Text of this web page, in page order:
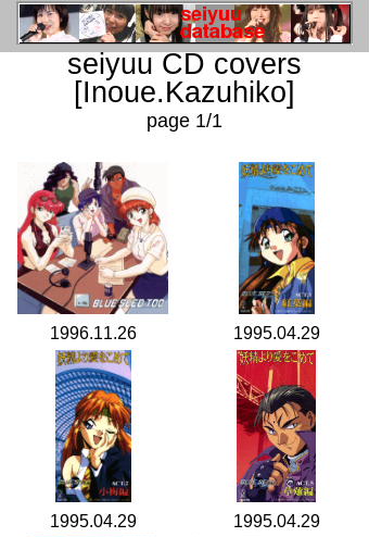
seiyuu CD covers
[Inoue.Kazuhiko]
page 1/1
1996.11.26 1995.04.29
1995.04.29 1995.04.29